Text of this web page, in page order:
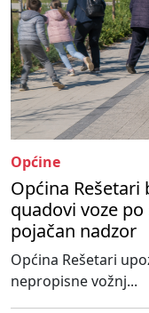
Općine
Općina
quadovi voze
pojačan nadzor
Općina Rešetari
nepropisne vožnj...